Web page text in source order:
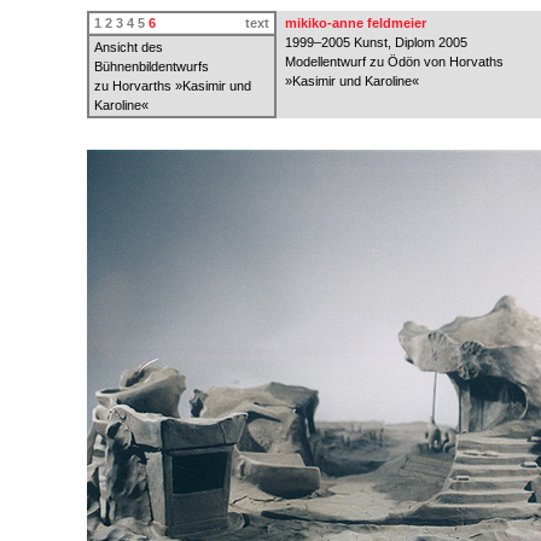
1 2 3 4 5 6
text
Ansicht des
Bühnenbildentwurfs
zu Horvarths »Kasimir und
Karoline«
mikiko-anne feldmeier
1999–2005 Kunst, Diplom 2005
Modellentwurf zu Ödön von Horvaths
»Kasimir und Karoline«